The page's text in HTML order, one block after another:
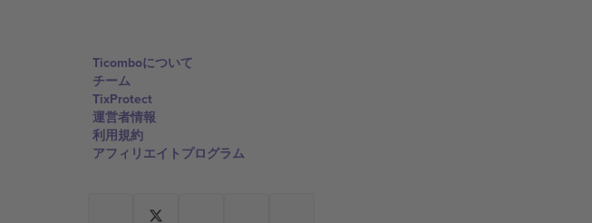
Ticomboについて
チーム
TixProtect
運営者情報
利用規約
アフィリエイトプログラム